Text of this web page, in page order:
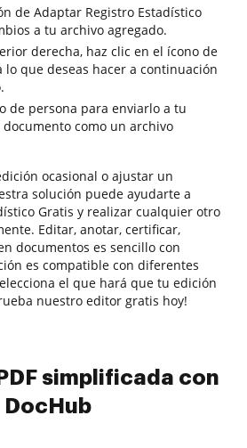
de Adaptar Registro Estadístico
a tu archivo agregado.
derecha, haz clic en el ícono de
lo que deseas hacer a continuación
de persona para enviarlo a tu
como un archivo
ocasional o ajustar un
solución puede ayudarte a
Gratis y realizar cualquier otro
Editar, anotar, certificar,
documentos es sencillo con
es compatible con diferentes
el que hará que tu edición
nuestro editor gratis hoy!
simplificada con
DocHub